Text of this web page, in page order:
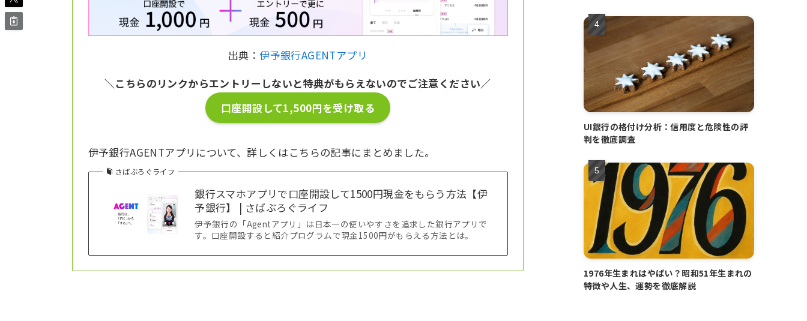
出典：伊予銀行AGENTアプリ
＼こちらのリンクからエントリーしないと特典がもらえないのでご注意ください／
口座開設して1,500円を受け取る
伊予銀行AGENTアプリについて、詳しくはこちらの記事にまとめました。
さばぶろぐライフ
銀行スマホアプリで口座開設して1500円現金をもらう方法【伊
予銀行】 | さばぶろぐライフ
伊予銀行の「Agentアプリ」は日本一の使いやすさを追求した銀行アプリで
す。口座開設すると紹介プログラムで現金1500円がもらえる方法とは。
UI銀行の格付け分析：信用度と危険性の評
判を徹底調査
1976年生まれはやばい？昭和51年生まれの
特徴や人生、運勢を徹底解説